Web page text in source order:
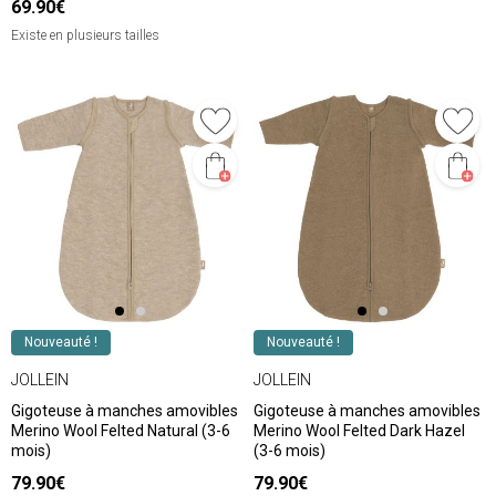
69.90€
Existe en plusieurs tailles
Nouveauté !
JOLLEIN
Gigoteuse à manches amovibles
Merino Wool Felted Natural (3-6
mois)
79.90€
Nouveauté !
JOLLEIN
Gigoteuse à manches amovibles
Merino Wool Felted Dark Hazel
(3-6 mois)
79.90€